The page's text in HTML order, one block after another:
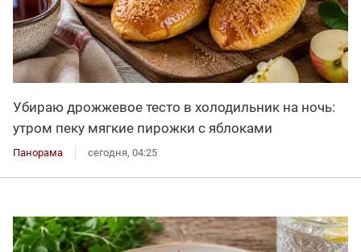
Убираю дрожжевое тесто в холодильник на ночь:
утром пеку мягкие пирожки с яблоками
Панорама сегодня, 04:25